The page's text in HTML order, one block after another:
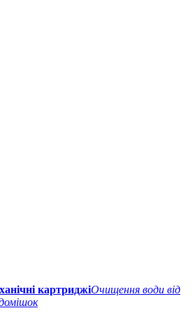
картриджіОчищення води від